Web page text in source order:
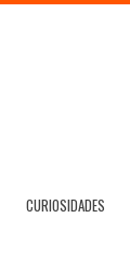
CURIOSIDADES